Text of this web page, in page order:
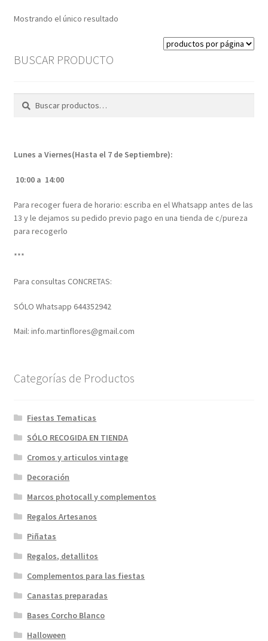
Mostrando el único resultado
BUSCAR PRODUCTO
Buscar
Buscar
Lunes a Viernes(Hasta el 7 de Septiembre):
10:00 a 14:00
Para recoger fuera de horario: escriba en el Whatsapp antes de las
13 y le dejamos su pedido previo pago en una tienda de c/pureza
para recogerlo
***
Para consultas CONCRETAS:
SÓLO Whatsapp 644352942
Mail: info.martinflores@gmail.com
Categorías de Productos
Fiestas Tematicas
SÓLO RECOGIDA EN TIENDA
Cromos y articulos vintage
Decoración
Marcos photocall y complementos
Regalos Artesanos
Piñatas
Regalos, detallitos
Complementos para las fiestas
Canastas preparadas
Bases Corcho Blanco
Halloween